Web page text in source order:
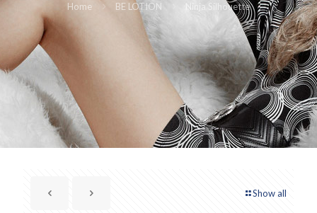
Home BE LOTION Ninja Silhouette
Show all